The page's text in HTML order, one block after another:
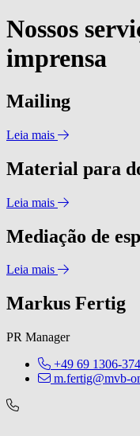
Nossos
imprensa
Mailing
Leia mais
Material para
Leia mais
Mediação de
Leia mais
Markus Fertig
PR Manager
+49 69 1306-374
m.fertig@mvb-